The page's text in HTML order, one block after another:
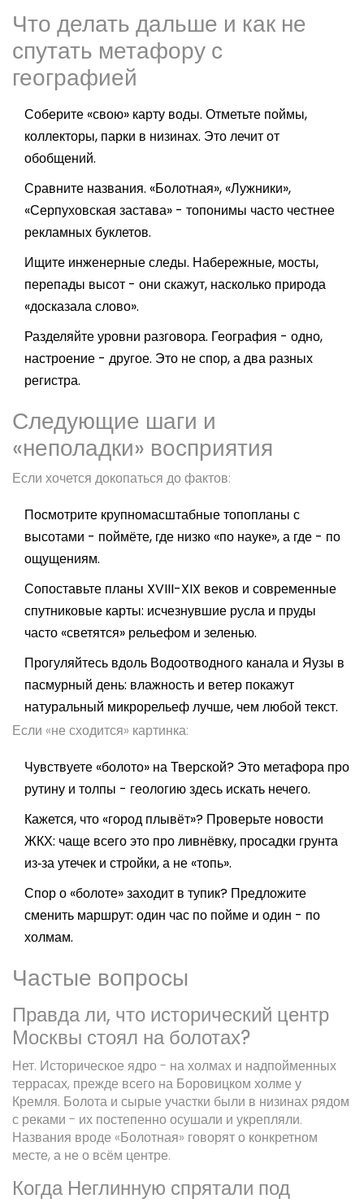
Что делать дальше и как не
спутать метафору с
географией
Соберите «свою» карту воды. Отметьте поймы,
коллекторы, парки в низинах. Это лечит от
обобщений.
Сравните названия. «Болотная», «Лужники»,
«Серпуховская застава» - топонимы часто честнее
рекламных буклетов.
Ищите инженерные следы. Набережные, мосты,
перепады высот - они скажут, насколько природа
«досказала слово».
Разделяйте уровни разговора. География - одно,
настроение - другое. Это не спор, а два разных
регистра.
Следующие шаги и
«неполадки» восприятия
Если хочется докопаться до фактов:
Посмотрите крупномасштабные топопланы с
высотами - поймёте, где низко «по науке», а где - по
ощущениям.
Сопоставьте планы XVIII-XIX веков и современные
спутниковые карты: исчезнувшие русла и пруды
часто «светятся» рельефом и зеленью.
Прогуляйтесь вдоль Водоотводного канала и Яузы в
пасмурный день: влажность и ветер покажут
натуральный микрорельеф лучше, чем любой текст.
Если «не сходится» картинка:
Чувствуете «болото» на Тверской? Это метафора про
рутину и толпы - геологию здесь искать нечего.
Кажется, что «город плывёт»? Проверьте новости
ЖКХ: чаще всего это про ливнёвку, просадки грунта
из‑за утечек и стройки, а не «топь».
Спор о «болоте» заходит в тупик? Предложите
сменить маршрут: один час по пойме и один - по
холмам.
Частые вопросы
Правда ли, что исторический центр
Москвы стоял на болотах?
Нет. Историческое ядро - на холмах и надпойменных
террасах, прежде всего на Боровицком холме у
Кремля. Болота и сырые участки были в низинах рядом
с реками - их постепенно осушали и укрепляли.
Названия вроде «Болотная» говорят о конкретном
месте, а не о всём центре.
Когда Неглинную спрятали под